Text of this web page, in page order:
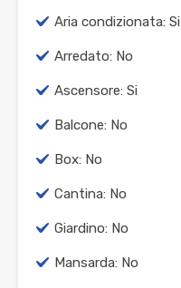
Aria condizionata: Si
Arredato: No
Ascensore: Si
Balcone: No
Box: No
Cantina: No
Giardino: No
Mansarda: No